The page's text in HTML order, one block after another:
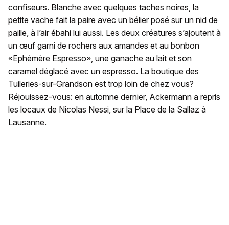
confiseurs. Blanche avec quelques taches noires, la
petite vache fait la paire avec un bélier posé sur un nid de
paille, à l’air ébahi lui aussi. Les deux créatures s’ajoutent à
un œuf garni de rochers aux amandes et au bonbon
«Ephémère Espresso», une ganache au lait et son
caramel déglacé avec un espresso. La boutique des
Tuileries-sur-Grandson est trop loin de chez vous?
Réjouissez-vous: en automne dernier, Ackermann a repris
les locaux de Nicolas Nessi, sur la Place de la Sallaz à
Lausanne.